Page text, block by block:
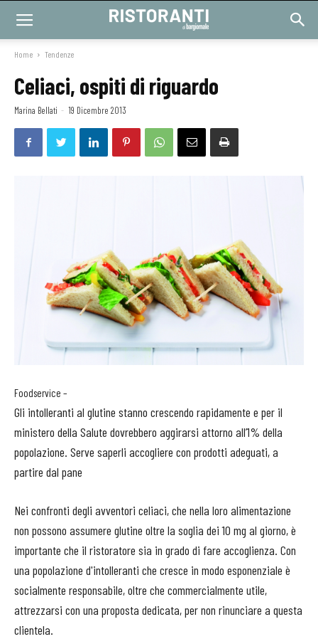
Home Tendenze
Celiaci, ospiti di riguardo
Marina Bellati - 19 Dicembre 2013
Foodservice –
Gli intolleranti al glutine stanno crescendo rapidamente e per il
ministero della Salute dovrebbero aggirarsi attorno all’1% della
popolazione. Serve saperli accogliere con prodotti adeguati, a
partire dal pane
Nei confronti degli avventori celiaci, che nella loro alimentazione
non possono assumere glutine oltre la soglia dei 10 mg al giorno, è
importante che il ristoratore sia in grado di fare accoglienza. Con
una popolazione d'intolleranti che cresce in modo esponenziale è
socialmente responsabile, oltre che commercialmente utile,
attrezzarsi con una proposta dedicata, per non rinunciare a questa
clientela.